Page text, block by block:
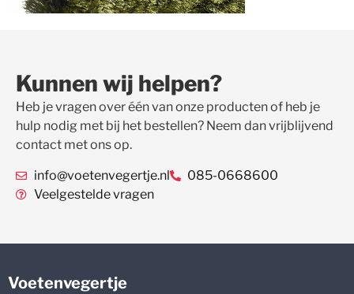
Kunnen wij helpen?
Heb je vragen over één van onze producten of heb je
hulp nodig met bij het bestellen? Neem dan vrijblijvend
contact met ons op.
info@voetenvegertje.nl
085-0668600
Veelgestelde vragen
Voetenvegertje